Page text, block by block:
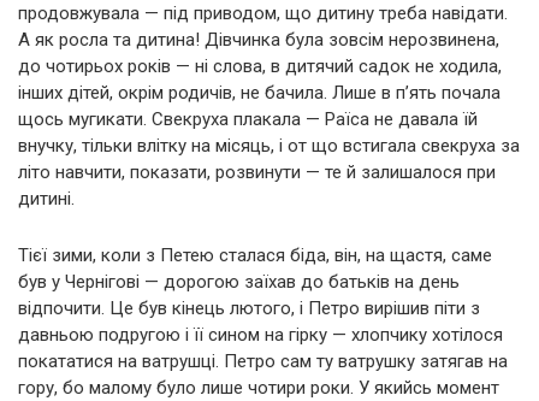
продовжувала — під приводом, що дитину треба навідати.
А як росла та дитина! Дівчинка була зовсім нерозвинена,
до чотирьох років — ні слова, в дитячий садок не ходила,
інших дітей, окрім родичів, не бачила. Лише в п’ять почала
щось мугикати. Свекруха плакала — Раїса не давала їй
внучку, тільки влітку на місяць, і от що встигала свекруха за
літо навчити, показати, розвинути — те й залишалося при
дитині.
Тієї зими, коли з Петею сталася біда, він, на щастя, саме
був у Чернігові — дорогою заїхав до батьків на день
відпочити. Це був кінець лютого, і Петро вирішив піти з
давньою подругою і її сином на гірку — хлопчику хотілося
покататися на ватрушці. Петро сам ту ватрушку затягав на
гору, бо малому було лише чотири роки. У якийсь момент